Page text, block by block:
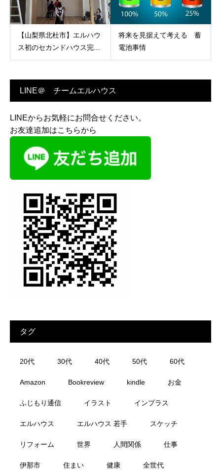
【山梨県北杜市】エルハウ
ス初のセカンドハウス完...
将来を見据えて考える 蓄
電池事情
LINE＠ チームエルハウス
LINEからお気軽にお問合せください。
お友達追加はこちらから
タグ
20代 30代 40代 50代 60代
Amazon Bookreview kindle お金
ふじもり通信 イラスト インプラス
エルハウス エルハウス 若手 スケッチ
リフォーム 世界 人間関係 仕事
伊那市 住まい 健康 全世代